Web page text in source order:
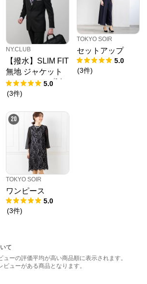
NY.CLUB
【撥水】SLIM FIT
無地 ジャケット
(セットアップ対
応)
5.0
(3件)
TOKYO SOIR
セットアップ
5.0
(3件)
20
TOKYO SOIR
ワンピース
5.0
(3件)
て
ーの評価平均が高い商品順に表示されます。
ューがある商品となります。